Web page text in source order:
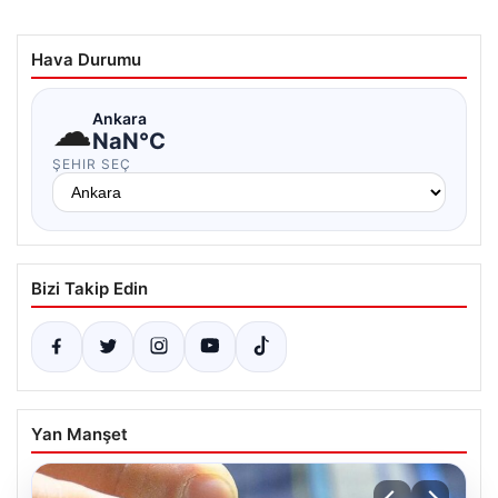
Hava Durumu
☁Ankara
NaN°C
ŞEHIR SEÇ
Bizi Takip Edin
Yan Manşet